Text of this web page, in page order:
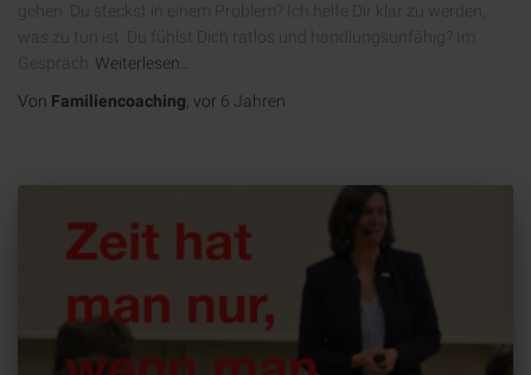
gehen. Du steckst in einem Problem? Ich helfe Dir klar zu werden,
was zu tun ist. Du fühlst Dich ratlos und handlungsunfähig? Im
Weiterlesen…
Von Familiencoaching, vor 6 Jahren